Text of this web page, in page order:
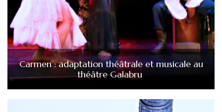
Carmen : adaptation théâtrale et musicale au
théâtre Galabru